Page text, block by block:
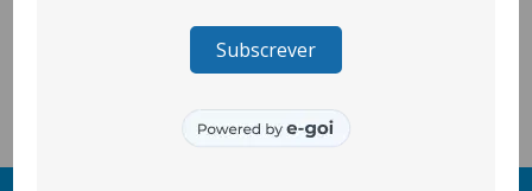
A adesão ao grupo pode ser feita através deste link:
https://www.facebook.com/groups/1487567034778603